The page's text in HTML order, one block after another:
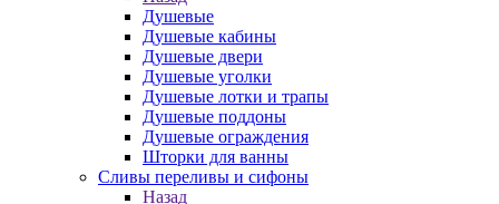
Душевые
Душевые кабины
Душевые двери
Душевые уголки
Душевые лотки и трапы
Душевые поддоны
Душевые ограждения
Шторки для ванны
Сливы переливы и сифоны
Назад